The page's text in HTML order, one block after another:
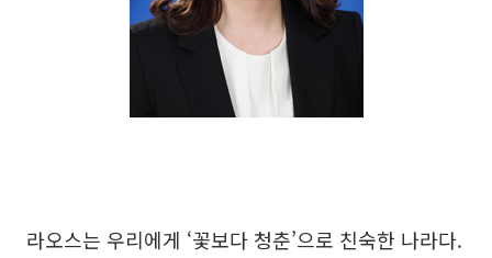
라오스는 우리에게 ‘꽃보다 청춘’으로 친숙한 나라다.